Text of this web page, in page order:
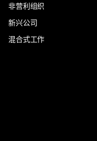
非营利组织
新兴公司
混合式工作